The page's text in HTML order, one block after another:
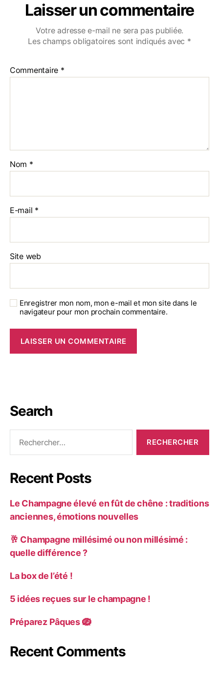
Laisser un commentaire
Votre adresse e-mail ne sera pas publiée.
Les champs obligatoires sont indiqués avec *
Commentaire *
Nom *
E-mail *
Site web
Enregistrer mon nom, mon e-mail et mon site dans le
navigateur pour mon prochain commentaire.
Search
Recent Posts
Le Champagne élevé en fût de chêne : traditions
anciennes, émotions nouvelles
🥂 Champagne millésimé ou non millésimé :
quelle différence ?
La box de l’été !
5 idées reçues sur le champagne !
Préparez Pâques 🪺
Recent Comments